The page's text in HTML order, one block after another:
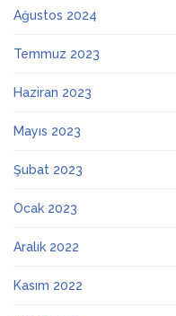
Ağustos 2024
Temmuz 2023
Haziran 2023
Mayıs 2023
Şubat 2023
Ocak 2023
Aralık 2022
Kasım 2022